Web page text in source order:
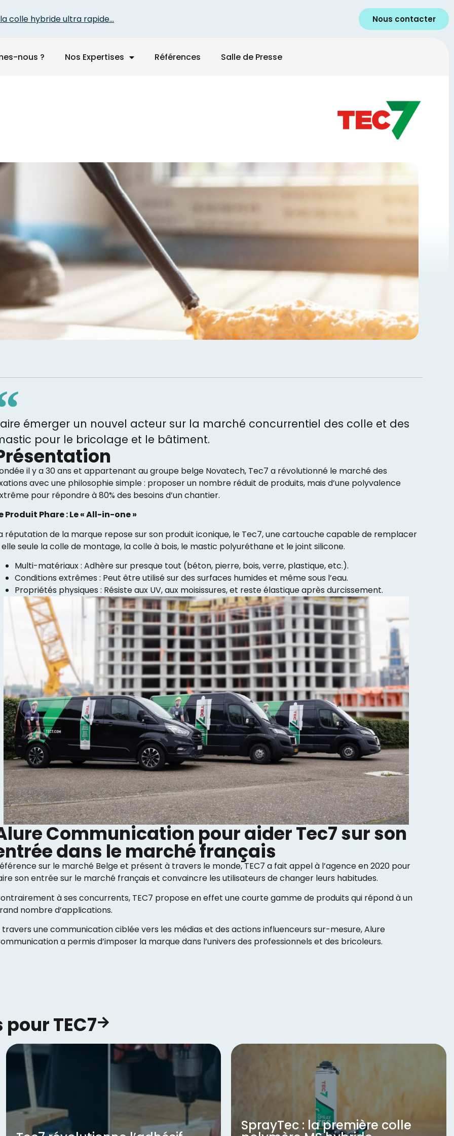
colle hybride ultra rapide... Isolation des fondations :
Nous contacter
nous ? Nos Expertises Références Salle de Presse
émerger un nouvel acteur sur la marché concurrentiel des colle et des
pour le bricolage et le bâtiment.
il y a 30 ans et appartenant au groupe belge Novatech, Tec7 a révolutionné le marché des
avec une philosophie simple : proposer un nombre réduit de produits, mais d’une polyvalence
pour répondre à 80% des besoins d’un chantier.
Produit Phare : Le « All-in-one »
réputation de la marque repose sur son produit iconique, le Tec7, une cartouche capable de remplacer
seule la colle de montage, la colle à bois, le mastic polyuréthane et le joint silicone.
Multi-matériaux : Adhère sur presque tout (béton, pierre, bois, verre, plastique, etc.).
Conditions extrêmes : Peut être utilisé sur des surfaces humides et même sous l’eau.
Propriétés physiques : Résiste aux UV, aux moisissures, et reste élastique après durcissement.
Communication pour aider Tec7 sur son
dans le marché français
sur le marché Belge et présent à travers le monde, TEC7 a fait appel à l’agence en 2020 pour
son entrée sur le marché français et convaincre les utilisateurs de changer leurs habitudes.
à ses concurrents, TEC7 propose en effet une courte gamme de produits qui répond à un
nombre d’applications.
travers une communication ciblée vers les médias et des actions influenceurs sur-mesure, Alure
a permis d’imposer la marque dans l’univers des professionnels et des bricoleurs.
TEC7
SprayTec : la première colle